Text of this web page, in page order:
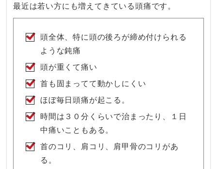
最近は若い方にも増えてきている頭痛です。
頭全体、特に頭の後ろが締め付けられる
ような鈍痛
頭が重くて痛い
首も固まってて動かしにくい
ほぼ毎日頭痛が起こる。
時間は３０分くらいで治まったり、１日
中痛いこともある。
首のコリ、肩コリ、肩甲骨のコリがあ
る。